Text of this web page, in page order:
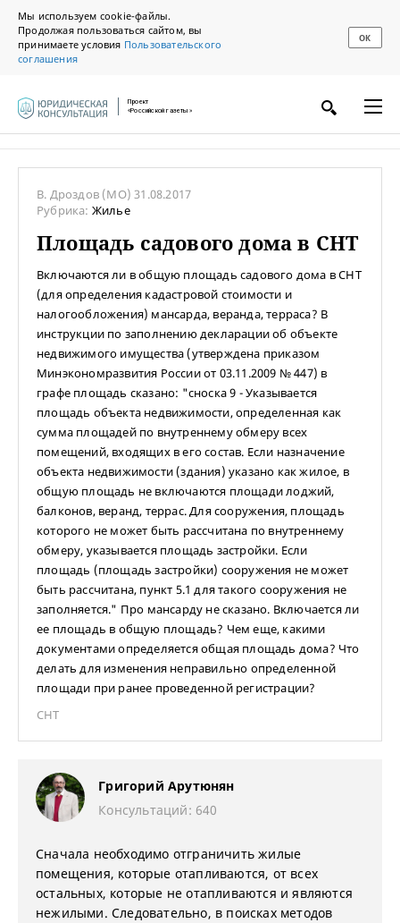
Мы используем cookie-файлы.
Продолжая пользоваться сайтом, вы
принимаете условия Пользовательского
соглашения
ОК
Проект
«Российской газеты»
В. Дроздов (МО)31.08.2017
Рубрика: Жилье
Площадь садового дома в СНТ
Включаются ли в общую площадь садового дома в СНТ
(для определения кадастровой стоимости и
налогообложения) мансарда, веранда, терраса? В
инструкции по заполнению декларации об объекте
недвижимого имущества (утверждена приказом
Минэкономразвития России от 03.11.2009 № 447) в
графе площадь сказано: "сноска 9 - Указывается
площадь объекта недвижимости, определенная как
сумма площадей по внутреннему обмеру всех
помещений, входящих в его состав. Если назначение
объекта недвижимости (здания) указано как жилое, в
общую площадь не включаются площади лоджий,
балконов, веранд, террас. Для сооружения, площадь
которого не может быть рассчитана по внутреннему
обмеру, указывается площадь застройки. Если
площадь (площадь застройки) сооружения не может
быть рассчитана, пункт 5.1 для такого сооружения не
заполняется." Про мансарду не сказано. Включается ли
ее площадь в общую площадь? Чем еще, какими
документами определяется общая площадь дома? Что
делать для изменения неправильно определенной
площади при ранее проведенной регистрации?
СНТ
Григорий Арутюнян
Консультаций: 640
Сначала необходимо отграничить жилые
помещения, которые отапливаются, от всех
остальных, которые не отапливаются и являются
нежилыми. Следовательно, в поисках методов